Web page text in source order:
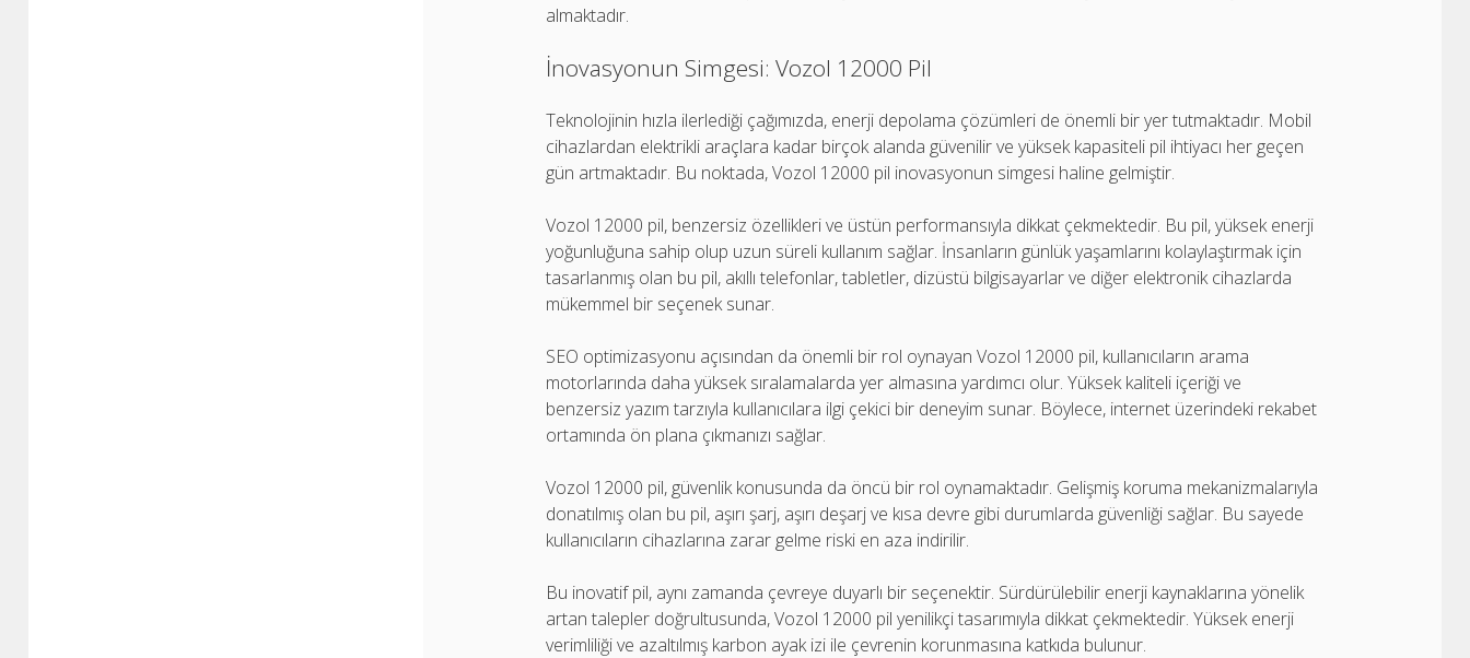
almaktadır.
İnovasyonun Simgesi: Vozol 12000 Pil
Teknolojinin hızla ilerlediği çağımızda, enerji depolama çözümleri de önemli bir yer tutmaktadır. Mobil
cihazlardan elektrikli araçlara kadar birçok alanda güvenilir ve yüksek kapasiteli pil ihtiyacı her geçen
gün artmaktadır. Bu noktada, Vozol 12000 pil inovasyonun simgesi haline gelmiştir.
Vozol 12000 pil, benzersiz özellikleri ve üstün performansıyla dikkat çekmektedir. Bu pil, yüksek enerji
yoğunluğuna sahip olup uzun süreli kullanım sağlar. İnsanların günlük yaşamlarını kolaylaştırmak için
tasarlanmış olan bu pil, akıllı telefonlar, tabletler, dizüstü bilgisayarlar ve diğer elektronik cihazlarda
mükemmel bir seçenek sunar.
SEO optimizasyonu açısından da önemli bir rol oynayan Vozol 12000 pil, kullanıcıların arama
motorlarında daha yüksek sıralamalarda yer almasına yardımcı olur. Yüksek kaliteli içeriği ve
benzersiz yazım tarzıyla kullanıcılara ilgi çekici bir deneyim sunar. Böylece, internet üzerindeki rekabet
ortamında ön plana çıkmanızı sağlar.
Vozol 12000 pil, güvenlik konusunda da öncü bir rol oynamaktadır. Gelişmiş koruma mekanizmalarıyla
donatılmış olan bu pil, aşırı şarj, aşırı deşarj ve kısa devre gibi durumlarda güvenliği sağlar. Bu sayede
kullanıcıların cihazlarına zarar gelme riski en aza indirilir.
Bu inovatif pil, aynı zamanda çevreye duyarlı bir seçenektir. Sürdürülebilir enerji kaynaklarına yönelik
artan talepler doğrultusunda, Vozol 12000 pil yenilikçi tasarımıyla dikkat çekmektedir. Yüksek enerji
verimliliği ve azaltılmış karbon ayak izi ile çevrenin korunmasına katkıda bulunur.